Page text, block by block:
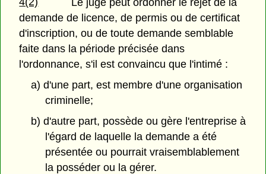
Le juge peut ordonner le rejet de la
demande de licence, de permis ou de certificat
d'inscription, ou de toute demande semblable
faite dans la période précisée dans
l'ordonnance, s'il est convaincu que l'intimé :
a) d'une part, est membre d'une organisation
criminelle;
b) d'autre part, possède ou gère l'entreprise à
l'égard de laquelle la demande a été
présentée ou pourrait vraisemblablement
la posséder ou la gérer.